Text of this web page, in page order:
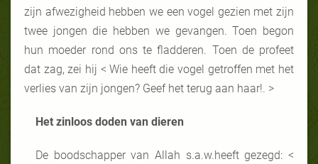
zijn afwezigheid hebben we een vogel gezien met zijn
twee jongen die hebben we gevangen. Toen begon
hun moeder rond ons te fladderen. Toen de profeet
dat zag, zei hij < Wie heeft die vogel getroffen met het
verlies van zijn jongen? Geef het terug aan haar!. >
Het zinloos doden van dieren
De boodschapper van Allah s.a.w.heeft gezegd: <